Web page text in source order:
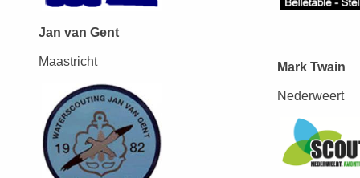
Jan van Gent
Maastricht Mark Twain
Nederweert